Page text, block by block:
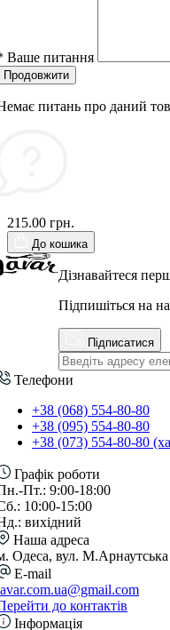
Ваше питання
Продовжити
питань про даний
215.00 грн.
До кошика
Дізнавайтеся
Підпишіться на
Підписатися
Телефони
+38 (068) 554-80-80
+38 (095) 554-80-80
+38 (073) 554-80-80
Графік роботи
Пт.: 9:00-18:00
10:00-15:00
вихідний
Наша адреса
Одеса, вул.
E-mail
до контактів
Інформація